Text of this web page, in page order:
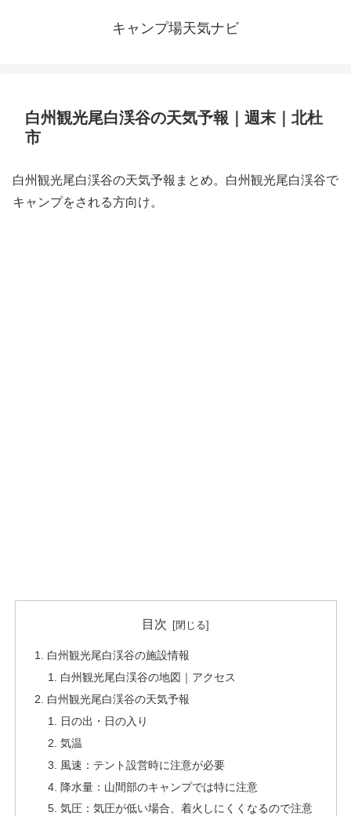
キャンプ場天気ナビ
白州観光尾白渓谷の天気予報｜週末｜北杜
市
白州観光尾白渓谷の天気予報まとめ。白州観光尾白渓谷で
キャンプをされる方向け。
目次
白州観光尾白渓谷の施設情報
白州観光尾白渓谷の地図｜アクセス
白州観光尾白渓谷の天気予報
日の出・日の入り
気温
風速：テント設営時に注意が必要
降水量：山間部のキャンプでは特に注意
気圧：気圧が低い場合、着火しにくくなるので注意